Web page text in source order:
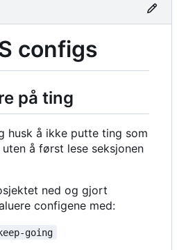
configs
på ting
husk å ikke putte ting som
å først lese seksjonen
ned og gjort
configene med:
going